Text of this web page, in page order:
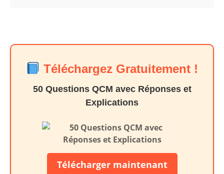
Téléchargez Gratuitement !
50 Questions QCM avec Réponses et
Explications
Télécharger maintenant